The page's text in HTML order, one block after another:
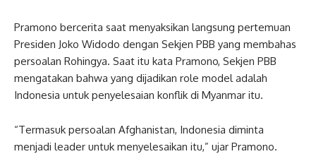
Pramono bercerita saat menyaksikan langsung pertemuan
Presiden Joko Widodo dengan Sekjen PBB yang membahas
persoalan Rohingya. Saat itu kata Pramono, Sekjen PBB
mengatakan bahwa yang dijadikan role model adalah
Indonesia untuk penyelesaian konflik di Myanmar itu.
“Termasuk persoalan Afghanistan, Indonesia diminta
menjadi leader untuk menyelesaikan itu,” ujar Pramono.